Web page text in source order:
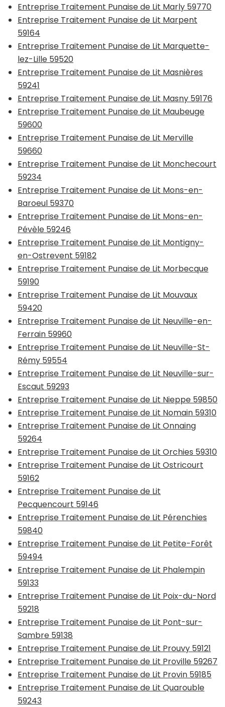
Entreprise Traitement Punaise de Lit Marly 59770
Entreprise Traitement Punaise de Lit Marpent
59164
Entreprise Traitement Punaise de Lit Marquette-
lez-Lille 59520
Entreprise Traitement Punaise de Lit Masnières
59241
Entreprise Traitement Punaise de Lit Masny 59176
Entreprise Traitement Punaise de Lit Maubeuge
59600
Entreprise Traitement Punaise de Lit Merville
59660
Entreprise Traitement Punaise de Lit Monchecourt
59234
Entreprise Traitement Punaise de Lit Mons-en-
Baroeul 59370
Entreprise Traitement Punaise de Lit Mons-en-
Pévèle 59246
Entreprise Traitement Punaise de Lit Montigny-
en-Ostrevent 59182
Entreprise Traitement Punaise de Lit Morbecque
59190
Entreprise Traitement Punaise de Lit Mouvaux
59420
Entreprise Traitement Punaise de Lit Neuville-en-
Ferrain 59960
Entreprise Traitement Punaise de Lit Neuville-St-
Rémy 59554
Entreprise Traitement Punaise de Lit Neuville-sur-
Escaut 59293
Entreprise Traitement Punaise de Lit Nieppe 59850
Entreprise Traitement Punaise de Lit Nomain 59310
Entreprise Traitement Punaise de Lit Onnaing
59264
Entreprise Traitement Punaise de Lit Orchies 59310
Entreprise Traitement Punaise de Lit Ostricourt
59162
Entreprise Traitement Punaise de Lit
Pecquencourt 59146
Entreprise Traitement Punaise de Lit Pérenchies
59840
Entreprise Traitement Punaise de Lit Petite-Forêt
59494
Entreprise Traitement Punaise de Lit Phalempin
59133
Entreprise Traitement Punaise de Lit Poix-du-Nord
59218
Entreprise Traitement Punaise de Lit Pont-sur-
Sambre 59138
Entreprise Traitement Punaise de Lit Prouvy 59121
Entreprise Traitement Punaise de Lit Proville 59267
Entreprise Traitement Punaise de Lit Provin 59185
Entreprise Traitement Punaise de Lit Quarouble
59243